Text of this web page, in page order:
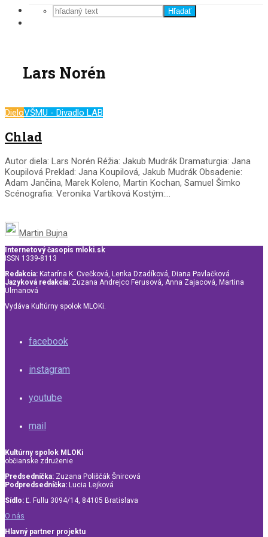
Hľadať
Lars Norén
DieloVŠMU - Divadlo LAB
Chlad
Autor diela: Lars Norén Réžia: Jakub Mudrák Dramaturgia: Jana
Koupilová Preklad: Jana Koupilová, Jakub Mudrák Obsadenie:
Adam Jančina, Marek Koleno, Martin Kochan, Samuel Šimko
Scénografia: Veronika Vartíková Kostým:...
Martin Bujna
Internetový časopis mloki.sk
ISSN 1339-8113
Redakcia: Katarína K. Cvečková, Lenka Dzadíková, Diana Pavlačková
Jazyková redakcia: Zuzana Andrejco Ferusová, Anna Zajacová, Martina
Ulmanová
Vydáva Kultúrny spolok MLOKi.
facebook
instagram
youtube
mail
Kultúrny spolok MLOKi
občianske združenie
Predsedníčka: Zuzana Poliščák Šnircová
Podpredsedníčka: Lucia Lejková
Sídlo: Ľ. Fullu 3094/14, 84105 Bratislava
O nás
Hlavný partner projektu